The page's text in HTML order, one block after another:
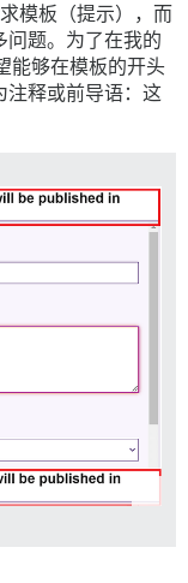
模板（提示），而
问题。为了在我的
能够在模板的开头
注释或前导语：这